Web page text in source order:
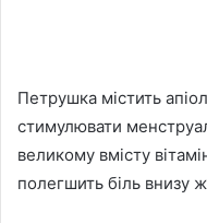
Петрушка містить
стимулювати
великому вмісту
полегшить біль внизу